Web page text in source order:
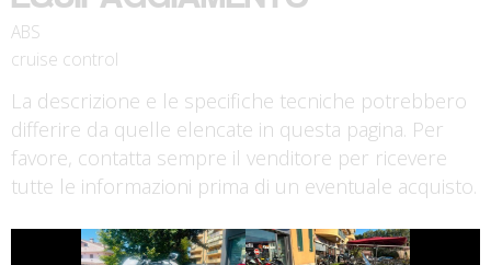
ABS
cruise control
La descrizione e le specifiche tecniche potrebbero
differire da quelle elencate in questa pagina. Per
favore, contatta sempre il venditore per ricevere
tutte le informazioni prima di un eventuale acquisto.